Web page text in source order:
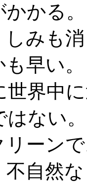
かる。
しみも
早い。
世界中
ない。
リーン
自然